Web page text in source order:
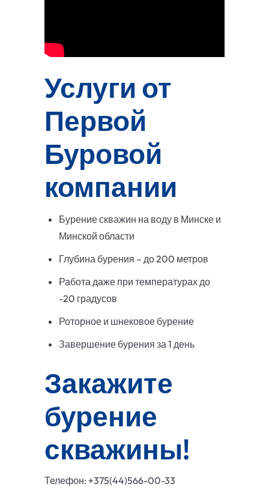
Услуги от
Первой
Буровой
компании
Бурение скважин на воду в Минске и
Минской области
Глубина бурения – до 200 метров
Работа даже при температурах до
-20 градусов
Роторное и шнековое бурение
Завершение бурения за 1 день
Закажите
бурение
скважины!
Телефон: +375(44)566-00-33